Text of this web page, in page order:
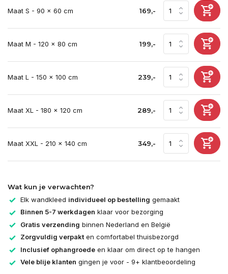
Maat S - 90 x 60 cm 169,-
Maat M - 120 x 80 cm 199,-
Maat L - 150 x 100 cm 239,-
Maat XL - 180 x 120 cm 289,-
Maat XXL - 210 x 140 cm 349,-
Wat kun je verwachten?
Elk wandkleed individueel op bestelling gemaakt
Binnen 5-7 werkdagen klaar voor bezorging
Gratis verzending binnen Nederland en België
Zorgvuldig verpakten comfortabel thuisbezorgd
Inclusief ophangroede en klaar om direct op te hangen
Vele blije klanten gingen je voor - 9+ klantbeoordeling